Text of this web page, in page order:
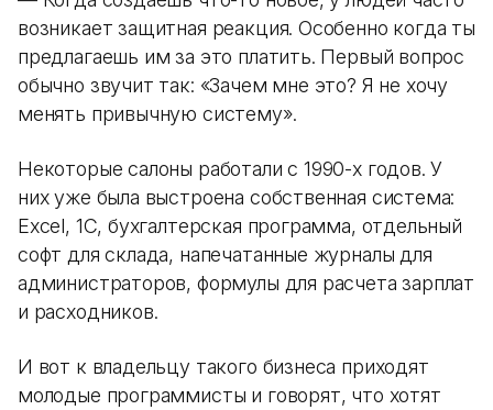
возникает защитная реакция. Особенно когда ты
предлагаешь им за это платить. Первый вопрос
обычно звучит так: «Зачем мне это? Я не хочу
менять привычную систему».
Некоторые салоны работали с 1990-х годов. У
них уже была выстроена собственная система:
Excel, 1С, бухгалтерская программа, отдельный
софт для склада, напечатанные журналы для
администраторов, формулы для расчета зарплат
и расходников.
И вот к владельцу такого бизнеса приходят
молодые программисты и говорят, что хотят